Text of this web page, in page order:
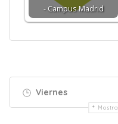
- Campus Madrid
Viernes